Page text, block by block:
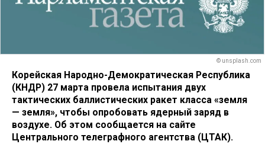
© unsplash.com
Корейская Народно-Демократическая Республика
(КНДР) 27 марта провела испытания двух
тактических баллистических ракет класса «земля
— земля», чтобы опробовать ядерный заряд в
воздухе. Об этом сообщается на сайте
Центрального телеграфного агентства (ЦТАК).